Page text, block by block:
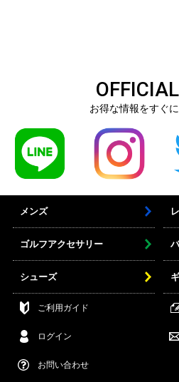
お得な情報をすぐ
メンズ
ゴルフアクセサリー
シューズ
ご利用ガイド
ログイン
お問い合わせ